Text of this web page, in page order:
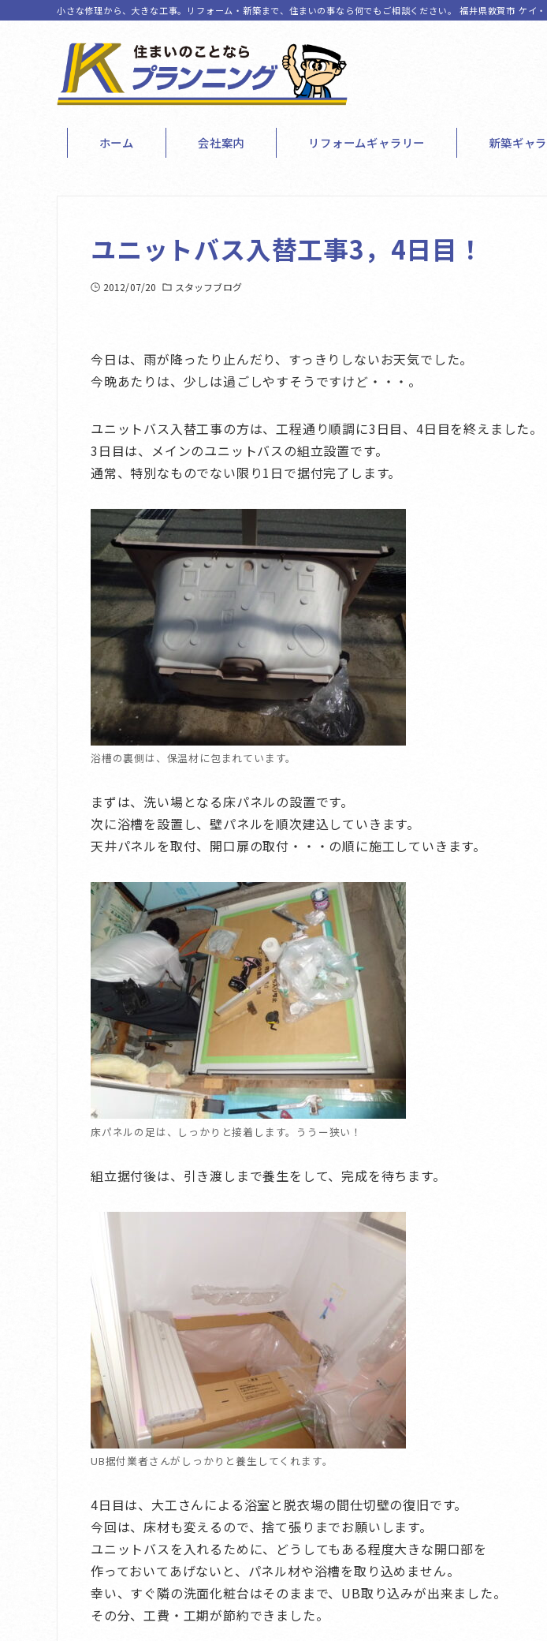
小さな修理から、大きな工事。リフォーム・新築まで、住まいの事なら何でもご相談ください。 福井県敦賀市 ケイ
ホーム 会社案内 リフォームギャラリー 新築ギャ
ユニットバス入替工事3，4日目！
2012/07/20 スタッフブログ
今日は、雨が降ったり止んだり、すっきりしないお天気でした。
今晩あたりは、少しは過ごしやすそうですけど・・・。
ユニットバス入替工事の方は、工程通り順調に3日目、4日目を終えました。
3日目は、メインのユニットバスの組立設置です。
通常、特別なものでない限り1日で据付完了します。
浴槽の裏側は、保温材に包まれています。
まずは、洗い場となる床パネルの設置です。
次に浴槽を設置し、壁パネルを順次建込していきます。
天井パネルを取付、開口扉の取付・・・の順に施工していきます。
床パネルの足は、しっかりと接着します。ううー狭い！
組立据付後は、引き渡しまで養生をして、完成を待ちます。
UB据付業者さんがしっかりと養生してくれます。
4日目は、大工さんによる浴室と脱衣場の間仕切壁の復旧です。
今回は、床材も変えるので、捨て張りまでお願いします。
ユニットバスを入れるために、どうしてもある程度大きな開口部を
作っておいてあげないと、パネル材や浴槽を取り込めません。
幸い、すぐ隣の洗面化粧台はそのままで、UB取り込みが出来ました。
その分、工費・工期が節約できました。